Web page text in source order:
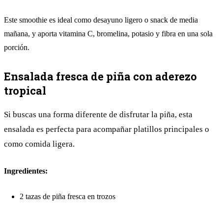
Este smoothie es ideal como desayuno ligero o snack de media
mañana, y aporta vitamina C, bromelina, potasio y fibra en una sola
porción.
Ensalada fresca de piña con aderezo
tropical
Si buscas una forma diferente de disfrutar la piña, esta
ensalada es perfecta para acompañar platillos principales o
como comida ligera.
Ingredientes:
2 tazas de piña fresca en trozos